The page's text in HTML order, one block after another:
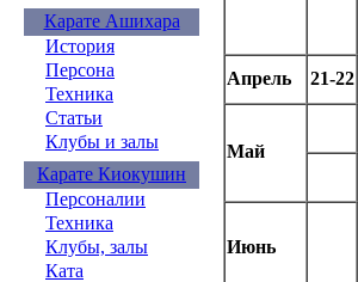
Карате Ашихара
История
Персона
Техника
Статьи
Клубы и залы
Карате Киокушин
Персоналии
Техника
Клубы, залы
Ката
Апрель 21-22
Май
Июнь